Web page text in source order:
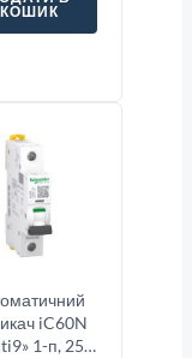
КОШИК
iC60N
1-п, 25